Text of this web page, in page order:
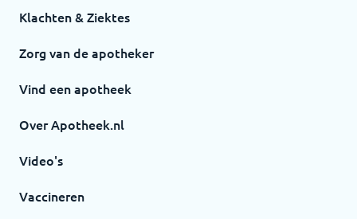
Klachten & Ziektes
Zorg van de apotheker
Vind een apotheek
Over Apotheek.nl
Video's
Vaccineren